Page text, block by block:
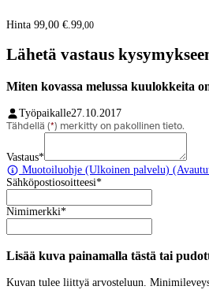
Hinta 99,00 €.99,00
Lähetä vastaus
Miten kovassa melussa kuulokkeita
Työpaikalle27.10.2017
Tähdellä (*) merkitty on pakollinen tieto.
Vastaus*
Muotoiluohje (Ulkoinen palvelu)
Sähköpostiosoitteesi*
Nimimerkki*
Lisää kuva painamalla tästä tai
Kuvan tulee liittyä arvosteluun.